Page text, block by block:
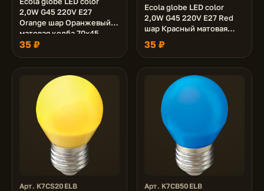
2,0W G45 220V E27
Orange шар Оранжевый
матовая колба 70x45
35 ₽
Ecola globe LED color
2,0W G45 220V E27 Red
шар Красный матовая
колба 70x45
35 ₽
Арт. K7CS20ELB Арт. K7CB50ELB